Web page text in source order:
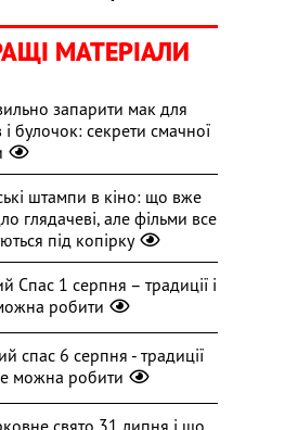
МАТЕРІАЛИ
запарити мак для
і булочок: секрети смачної
штампи в кіно: що вже
глядачеві, але фільми все
під копірку
Спас 1 серпня – традиції і
робити
спас 6 серпня - традиції
можна робити
свято 31 липня і що